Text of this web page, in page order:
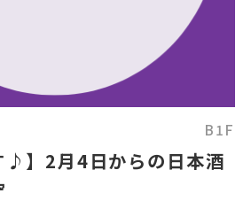
B1F
♪】2月4日からの日本酒